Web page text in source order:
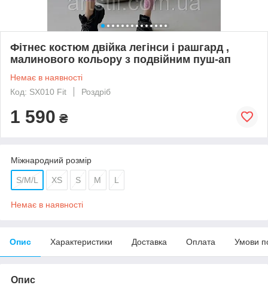
Фітнес костюм двійка легінси і рашгард ,
малинового кольору з подвійним пуш-ап
Немає в наявності
Код: SX010 Fit
Роздріб
1 590 ₴
Міжнародний розмір
S/M/L XS S M L
Немає в наявності
Опис Характеристики Доставка Оплата Умови
Опис